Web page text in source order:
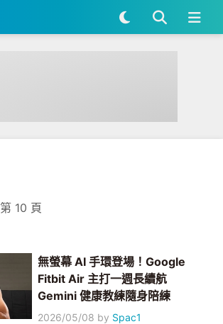
第 10 頁
無螢幕 AI 手環登場！Google
Fitbit Air 主打一週長續航
Gemini 健康教練隨身陪練
2026/05/08 by Spac1